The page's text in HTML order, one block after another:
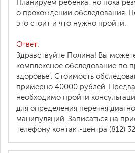
Планируем ребёнка, но пока
о прохождении обследования.
это стоит и что нужно пройти.
Ответ:
Здравствуйте Полина! Вы
комплексное обследование по
здоровье". Стоимость
примерно 40000 рублей.
необходимо пройти
для определения перечня
манипуляций. Записаться на
телефону контакт-центра (812)